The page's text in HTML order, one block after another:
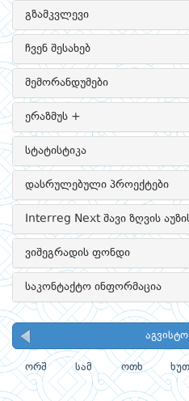
გზამკვლევი
ჩვენ შესახებ
მემორანდუმები
ერაზმუს +
სტატისტიკა
დასრულებული პროექტები
Interreg Next შავი ზღვის
ვიშეგრადის ფონდი
საკონტაქტო ინფორმაცია
ორშ სამ ოთხ ხუთ